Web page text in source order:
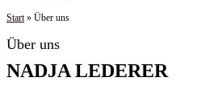
Start » Über uns
Über uns
NADJA LEDERER